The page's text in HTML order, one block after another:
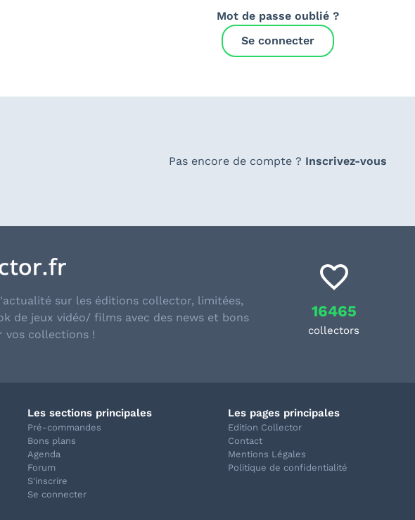
Mot de passe oublié ?
Se connecter
Pas encore de compte ? Inscrivez-vous
sur les éditions collector, limitées,
de jeux vidéo/ films avec des news et bons
vos collections !
16465
collectors
Les sections principales
Pré-commandes
Bons plans
Agenda
Forum
S'inscrire
Se connecter
Les pages principales
Edition Collector
Contact
Mentions Légales
Politique de confidentialité